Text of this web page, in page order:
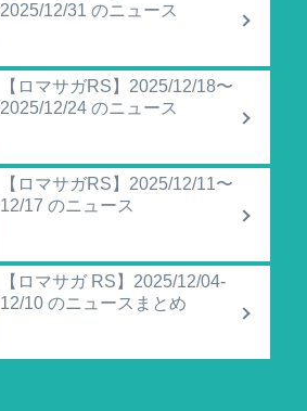
2025/12/31 のニュース
【ロマサガRS】2025/12/18〜
2025/12/24 のニュース
【ロマサガRS】2025/12/11〜
12/17 のニュース
【ロマサガ RS】2025/12/04-
12/10 のニュースまとめ